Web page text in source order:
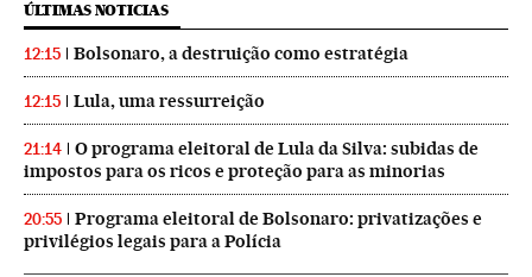
ÚLTIMAS NOTICIAS
12:15 Bolsonaro, a destruição como estratégia
12:15 Lula, uma ressurreição
21:14
O programa eleitoral de Lula da Silva: subidas de
impostos para os ricos e proteção para as minorias
20:55
Programa eleitoral de Bolsonaro: privatizações e
privilégios legais para a Polícia